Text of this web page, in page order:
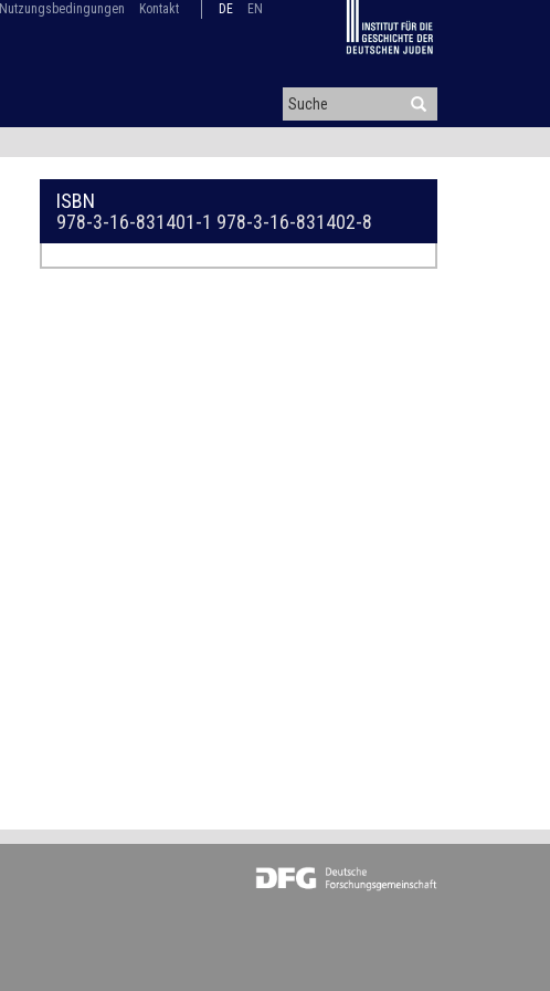
Nutzungsbedingungen Kontakt DE EN
ISBN
978-3-16-831401-1 978-3-16-831402-8